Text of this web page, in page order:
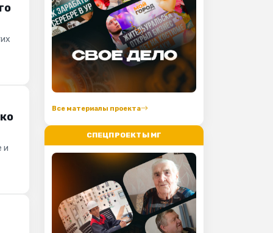
и
Все материалы проекта
СПЕЦПРОЕКТЫ МГ